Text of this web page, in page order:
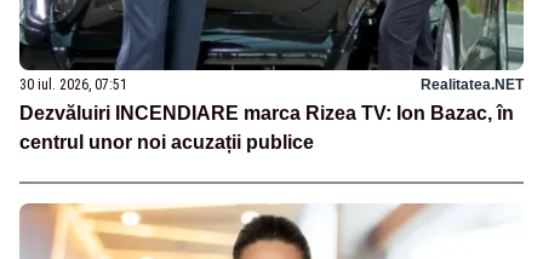
30 iul. 2026, 07:51 Realitatea.NET
Dezvăluiri INCENDIARE marca Rizea TV: Ion Bazac, în
centrul unor noi acuzații publice